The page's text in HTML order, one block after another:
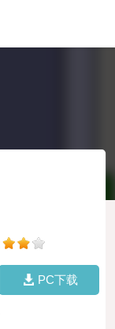
PC下载